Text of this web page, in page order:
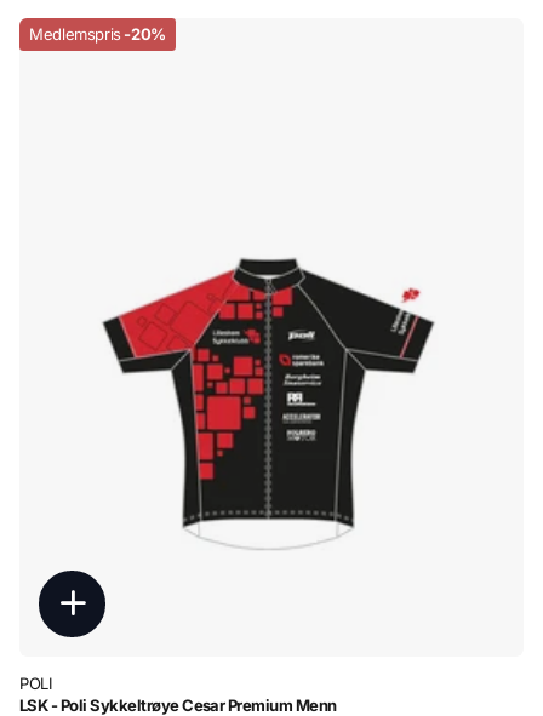
Medlemspris -20%
POLI
LSK - Poli Sykkeltrøye Cesar Premium Menn